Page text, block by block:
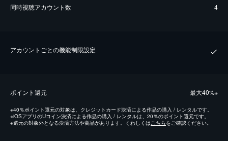
同時視聴アカウント数 4
アカウントごとの機能制限設定
ポイント還元 最⼤40%※
※40％ポイント還元の対象は、クレジットカード決済による作品の購入 / レンタルです。
※iOSアプリのUコイン決済による作品の購入 / レンタルは、20％のポイント還元です。
※還元の対象外となる決済方法や商品があります。くわしくはこちらをご確認ください。